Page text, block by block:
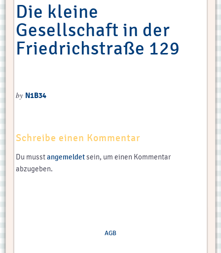
Die kleine
Gesellschaft in der
Friedrichstraße 129
by N1B34
Schreibe einen Kommentar
Du musstangemeldetsein, um einen Kommentar
abzugeben.
AGB